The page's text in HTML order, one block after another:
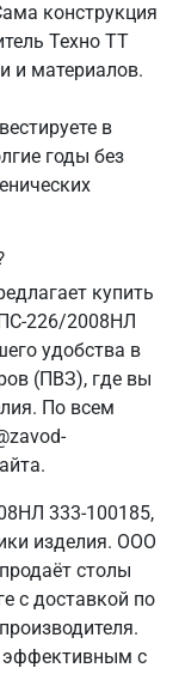
конструкция
Техно ТТ
и материалов.
в
годы без
купить
226/2008НЛ
удобства в
(ПВЗ), где вы
По всем
333-100185,
изделия. ООО
столы
с доставкой по
эффективным с